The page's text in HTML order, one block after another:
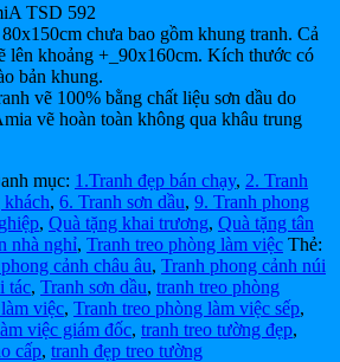
TSD 592
chưa bao gồm khung tranh. Cả
lên khoảng +_90x160cm. Kích thước có
bản khung.
vẽ 100% bằng chất liệu sơn dầu do
vẽ hoàn toàn không qua khâu trung
mục: 1.Tranh đẹp bán chạy, 2. Tranh
, 6. Tranh sơn dầu, 9. Tranh phong
, Quà tặng khai trương, Quà tặng tân
nhà nghỉ, Tranh treo phòng làm việc Thẻ:
cảnh châu âu, Tranh phong cảnh núi
tác, Tranh sơn dầu, tranh treo phòng
việc, Tranh treo phòng làm việc sếp,
việc giám đốc, tranh treo tường đẹp,
cấp, tranh đẹp treo tường